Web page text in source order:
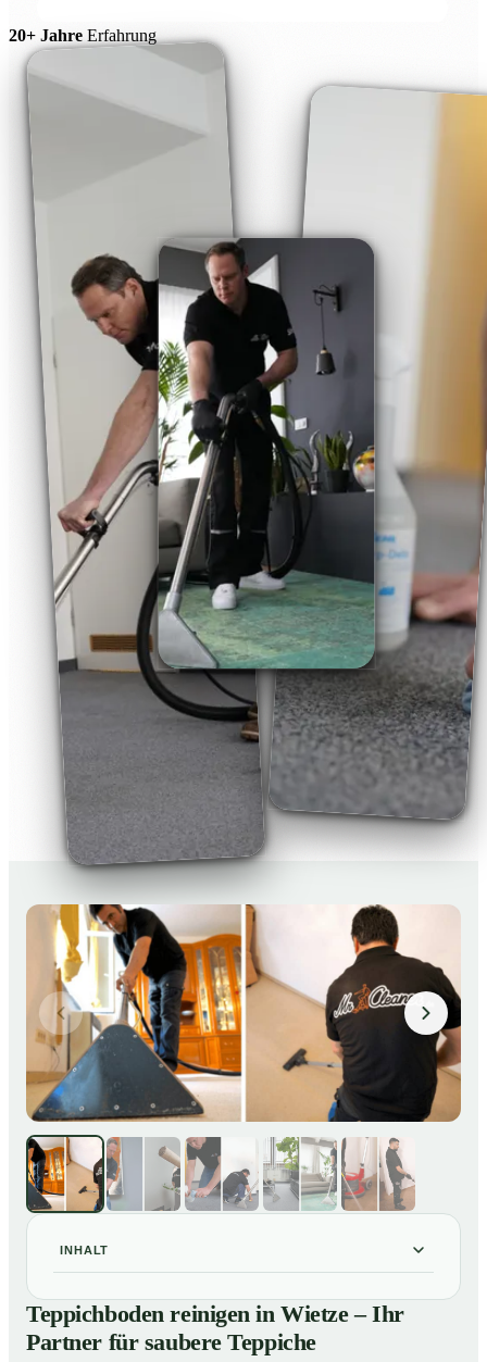
20+ Jahre Erfahrung
INHALT
01Teppichboden reinigen in Wietze – Ihr Partner für
saubere Teppiche
Teppichboden reinigen in Wietze – Ihr
Partner für saubere Teppiche